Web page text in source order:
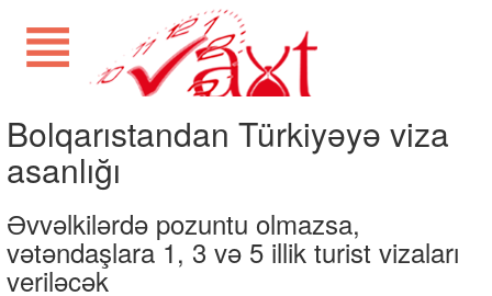
Bolqarıstandan Türkiyəyə viza
asanlığı
Əvvəlkilərdə pozuntu olmazsa,
vətəndaşlara 1, 3 və 5 illik turist vizaları
veriləcək